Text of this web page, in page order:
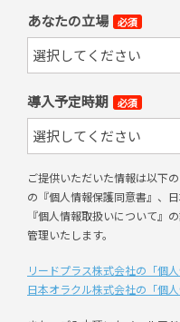
あなたの立場 必須
導入予定時期 必須
ご提供いただいた情報は以下
の『個人情報保護同意書』、
『個人情報取扱いについて』
管理いたします。
リードプラス株式会社の「個⼈
日本オラクル株式会社の「個